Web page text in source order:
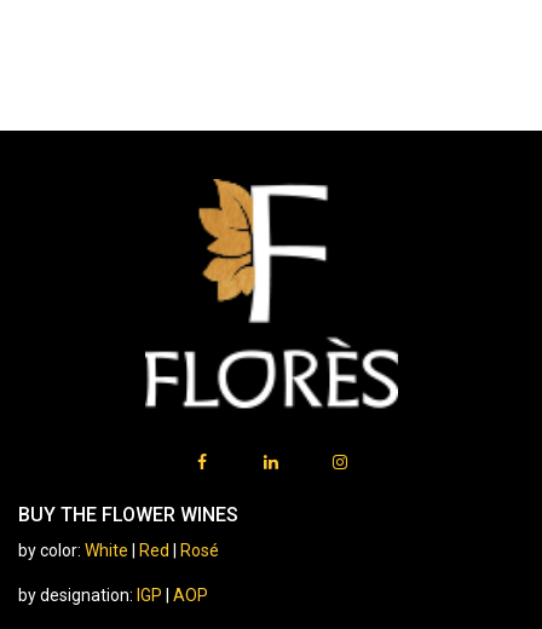
BUY THE FLOWER WINES
by color: White Red Rosé
by designation: IGP AOP